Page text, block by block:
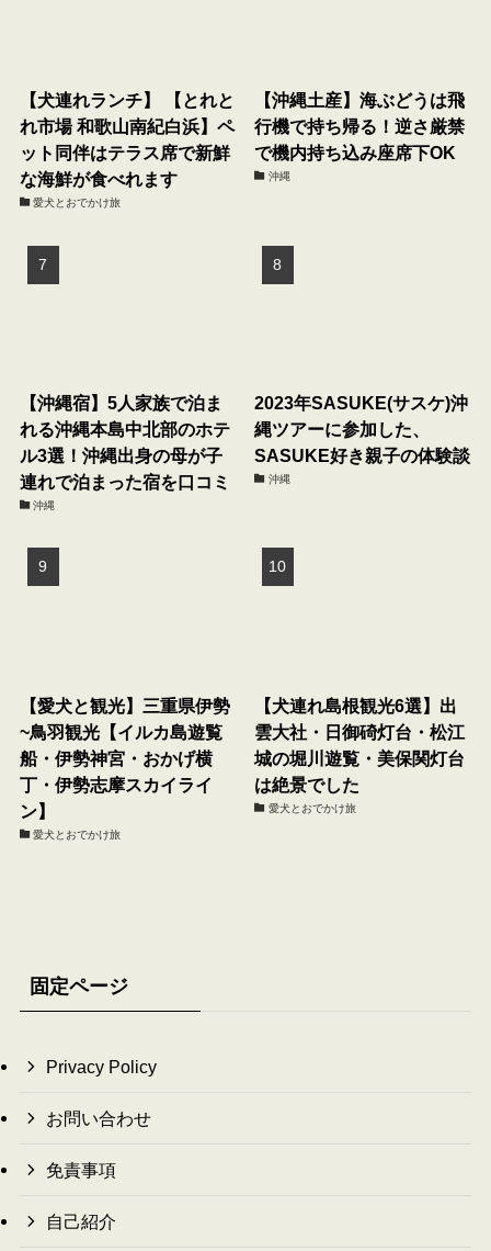
【犬連れランチ】 【とれと
れ市場 和歌山南紀白浜】ペ
ット同伴はテラス席で新鮮
な海鮮が食べれます
愛犬とおでかけ旅
【沖縄土産】海ぶどうは飛
行機で持ち帰る！逆さ厳禁
で機内持ち込み座席下OK
沖縄
【沖縄宿】5人家族で泊ま
れる沖縄本島中北部のホテ
ル3選！沖縄出身の母が子
連れで泊まった宿を口コミ
沖縄
2023年SASUKE(サスケ)沖
縄ツアーに参加した、
SASUKE好き親子の体験談
沖縄
【愛犬と観光】三重県伊勢
~鳥羽観光【イルカ島遊覧
船・伊勢神宮・おかげ横
丁・伊勢志摩スカイライ
ン】
愛犬とおでかけ旅
【犬連れ島根観光6選】出
雲大社・日御碕灯台・松江
城の堀川遊覧・美保関灯台
は絶景でした
愛犬とおでかけ旅
固定ページ
Privacy Policy
お問い合わせ
免責事項
自己紹介